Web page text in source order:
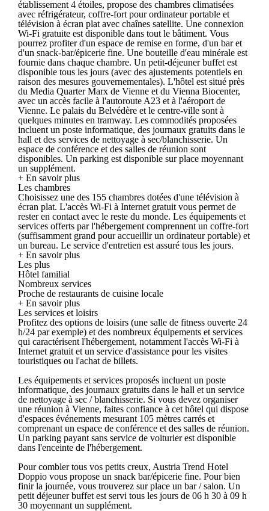
établissement 4 étoiles, propose des chambres climatisées
avec réfrigérateur, coffre-fort pour ordinateur portable et
télévision à écran plat avec chaînes satellite. Une connexion
Wi-Fi gratuite est disponible dans tout le bâtiment. Vous
pourrez profiter d'un espace de remise en forme, d'un bar et
d'un snack-bar/épicerie fine. Une bouteille d'eau minérale est
fournie dans chaque chambre. Un petit-déjeuner buffet est
disponible tous les jours (avec des ajustements potentiels en
raison des mesures gouvernementales). L'hôtel est situé près
du Media Quarter Marx de Vienne et du Vienna Biocenter,
avec un accès facile à l'autoroute A23 et à l'aéroport de
Vienne. Le palais du Belvédère et le centre-ville sont à
quelques minutes en tramway. Les commodités proposées
incluent un poste informatique, des journaux gratuits dans le
hall et des services de nettoyage à sec/blanchisserie. Un
espace de conférence et des salles de réunion sont
disponibles. Un parking est disponible sur place moyennant
un supplément.
+ En savoir plus
Les chambres
Choisissez une des 155 chambres dotées d'une télévision à
écran plat. L'accès Wi-Fi à Internet gratuit vous permet de
rester en contact avec le reste du monde. Les équipements et
services offerts par l'hébergement comprennent un coffre-fort
(suffisamment grand pour accueillir un ordinateur portable) et
un bureau. Le service d'entretien est assuré tous les jours.
+ En savoir plus
Les plus
Hôtel familial
Nombreux services
Proche de restaurants de cuisine locale
+ En savoir plus
Les services et loisirs
Profitez des options de loisirs (une salle de fitness ouverte 24
h/24 par exemple) et des nombreux équipements et services
qui caractérisent l'hébergement, notamment l'accès Wi-Fi à
Internet gratuit et un service d'assistance pour les visites
touristiques ou l'achat de billets.
Les équipements et services proposés incluent un poste
informatique, des journaux gratuits dans le hall et un service
de nettoyage à sec / blanchisserie. Si vous devez organiser
une réunion à Vienne, faites confiance à cet hôtel qui dispose
d'espaces événements mesurant 105 mètres carrés et
comprenant un espace de conférence et des salles de réunion.
Un parking payant sans service de voiturier est disponible
dans l'enceinte de l'hébergement.
Pour combler tous vos petits creux, Austria Trend Hotel
Doppio vous propose un snack bar/épicerie fine. Pour bien
finir la journée, vous trouverez sur place un bar / salon. Un
petit déjeuner buffet est servi tous les jours de 06 h 30 à 09 h
30 moyennant un supplément.